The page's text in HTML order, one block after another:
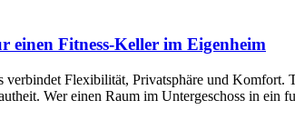
einen Fitness-Keller im Eigenheim
Flexibilität, Privatsphäre und Komfort.
Wer einen Raum im Untergeschoss in